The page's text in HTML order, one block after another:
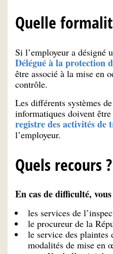
Quelle
Si l’employeur a désigné
Délégué à la protection
être associé à la mise en
contrôle.
Les différents systèmes
informatiques doivent
registre des activités de
l’employeur.
Quels recours ?
En cas de difficulté,
les services de
le procureur de la
le service des
modalités de mise en